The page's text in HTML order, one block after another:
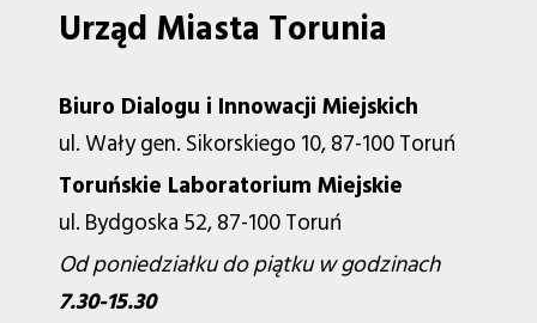
Urząd Miasta Torunia
Biuro Dialogu i Innowacji Miejskich
ul. Wały gen. Sikorskiego 10, 87-100 Toruń
Toruńskie Laboratorium Miejskie
ul. Bydgoska 52, 87-100 Toruń
Od poniedziałku do piątku w godzinach
7.30-15.30